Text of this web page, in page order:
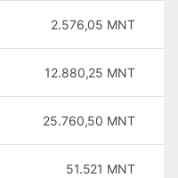
2.576,05 MNT
12.880,25 MNT
25.760,50 MNT
51.521 MNT